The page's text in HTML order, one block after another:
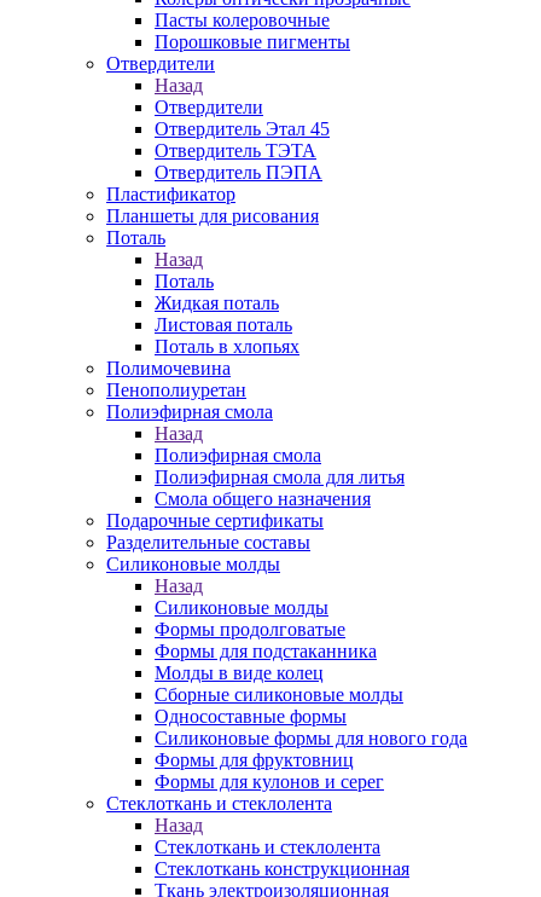
Пасты колеровочные
Порошковые пигменты
Отвердители
Назад
Отвердители
Отвердитель Этал 45
Отвердитель ТЭТА
Отвердитель ПЭПА
Пластификатор
Планшеты для рисования
Поталь
Назад
Поталь
Жидкая поталь
Листовая поталь
Поталь в хлопьях
Полимочевина
Пенополиуретан
Полиэфирная смола
Назад
Полиэфирная смола
Полиэфирная смола для литья
Смола общего назначения
Подарочные сертификаты
Разделительные составы
Силиконовые молды
Назад
Силиконовые молды
Формы продолговатые
Формы для подстаканника
Молды в виде колец
Сборные силиконовые молды
Односоставные формы
Силиконовые формы для нового года
Формы для фруктовниц
Формы для кулонов и серег
Стеклоткань и стеклолента
Назад
Стеклоткань и стеклолента
Стеклоткань конструкционная
Ткань электроизоляционная